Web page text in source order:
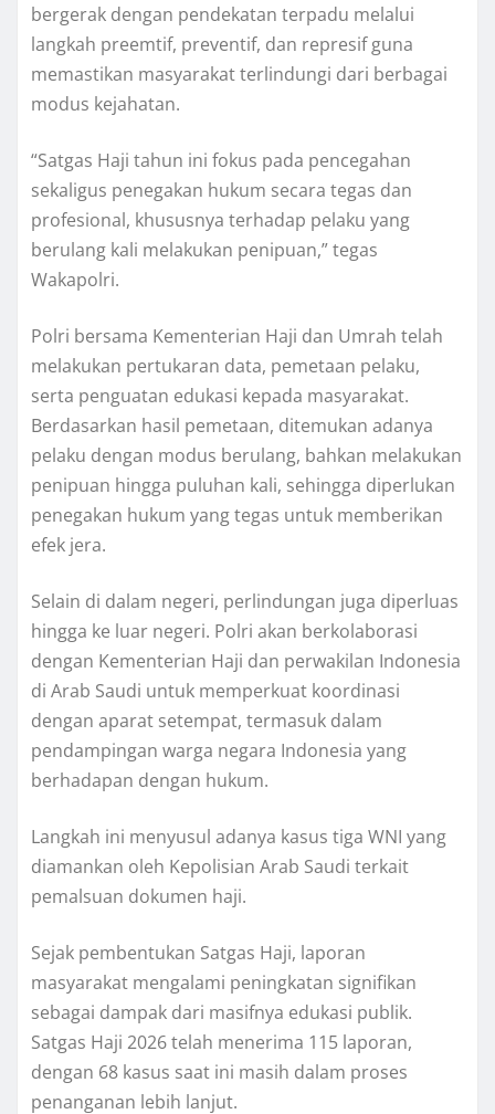
bergerak dengan pendekatan terpadu melalui
langkah preemtif, preventif, dan represif guna
memastikan masyarakat terlindungi dari berbagai
modus kejahatan.
“Satgas Haji tahun ini fokus pada pencegahan
sekaligus penegakan hukum secara tegas dan
profesional, khususnya terhadap pelaku yang
berulang kali melakukan penipuan,” tegas
Wakapolri.
Polri bersama Kementerian Haji dan Umrah telah
melakukan pertukaran data, pemetaan pelaku,
serta penguatan edukasi kepada masyarakat.
Berdasarkan hasil pemetaan, ditemukan adanya
pelaku dengan modus berulang, bahkan melakukan
penipuan hingga puluhan kali, sehingga diperlukan
penegakan hukum yang tegas untuk memberikan
efek jera.
Selain di dalam negeri, perlindungan juga diperluas
hingga ke luar negeri. Polri akan berkolaborasi
dengan Kementerian Haji dan perwakilan Indonesia
di Arab Saudi untuk memperkuat koordinasi
dengan aparat setempat, termasuk dalam
pendampingan warga negara Indonesia yang
berhadapan dengan hukum.
Langkah ini menyusul adanya kasus tiga WNI yang
diamankan oleh Kepolisian Arab Saudi terkait
pemalsuan dokumen haji.
Sejak pembentukan Satgas Haji, laporan
masyarakat mengalami peningkatan signifikan
sebagai dampak dari masifnya edukasi publik.
Satgas Haji 2026 telah menerima 115 laporan,
dengan 68 kasus saat ini masih dalam proses
penanganan lebih lanjut.